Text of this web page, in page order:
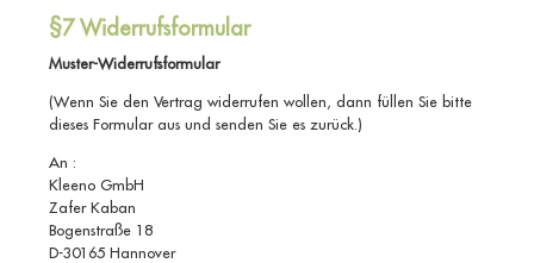
§7 Widerrufsformular
Muster-Widerrufsformular
(Wenn Sie den Vertrag widerrufen wollen, dann füllen Sie bitte
dieses Formular aus und senden Sie es zurück.)
An :
Kleeno GmbH
Zafer Kaban
Bogenstraße 18
D-30165 Hannover